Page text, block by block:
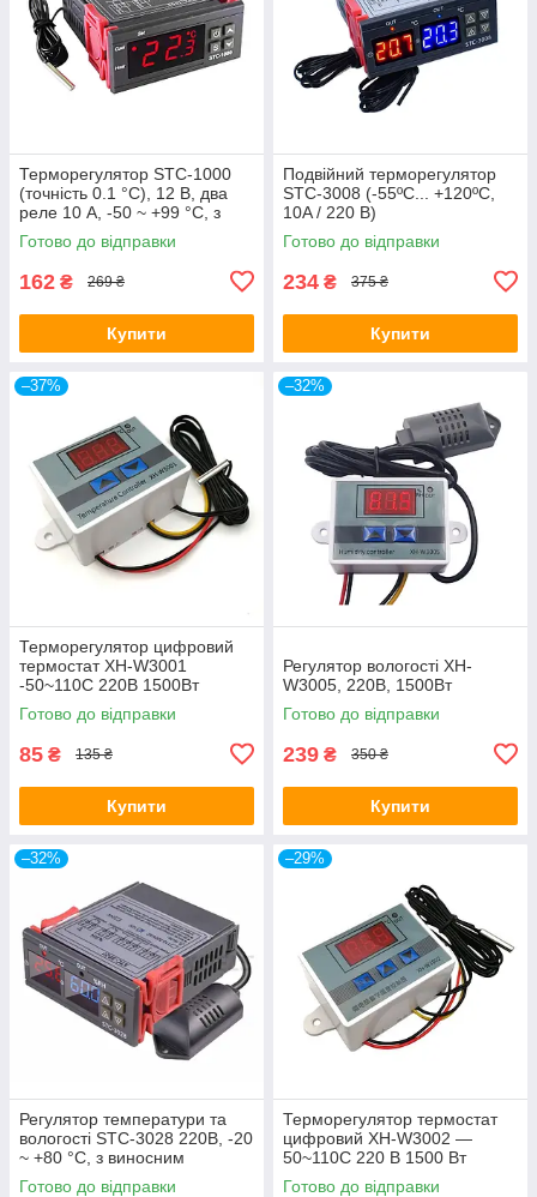
Терморегулятор STC-1000
(точність 0.1 °C), 12 В, два
реле 10 А, -50 ~ +99 °C, з
виносним датчиком
Готово до відправки
162 ₴ 269 ₴
Купити
Подвійний терморегулятор
STC-3008 (-55ºC... +120ºC,
10A / 220 В)
Готово до відправки
234 ₴ 375 ₴
Купити
–37%
Терморегулятор цифровий
термостат XH-W3001
-50~110С 220В 1500Вт
Готово до відправки
85 ₴ 135 ₴
Купити
–32%
Регулятор вологості XH-
W3005, 220В, 1500Вт
Готово до відправки
239 ₴ 350 ₴
Купити
–32%
Регулятор температури та
вологості STC-3028 220В, -20
~ +80 °C, з виносним
датчиком
Готово до відправки
–29%
Терморегулятор термостат
цифровий XH-W3002 —
50~110С 220 В 1500 Вт
Готово до відправки